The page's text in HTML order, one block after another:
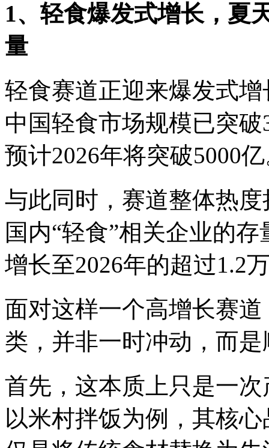
1、轻食爆发式增长，夏
量
轻食赛道正迎来爆发式
中国轻食市场规模已突
预计2026年将突破5000
与此同时，赛道整体热
国内“轻食”相关企业的
增长至2026年的超过1.2
面对这样一个高增长赛
类，并非一时冲动，而
首先，这本质上只是一
以米村拌饭为例，其核